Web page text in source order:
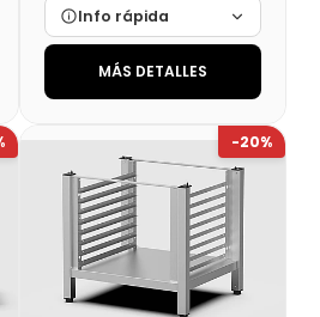
Info rápida
Marca
Cargando…
Cargando…
Precio final (+21%)
1168,38 €
MÁS DETALLES
-20%